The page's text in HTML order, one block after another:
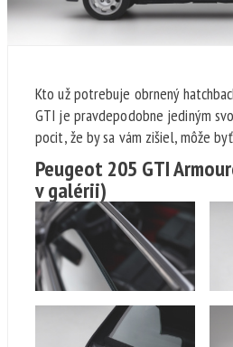
Kto už potrebuje obrnený
GTI je pravdepodobne jediným
pocit, že by sa vám zišiel, môže
Peugeot 205 GTI
v galérii)